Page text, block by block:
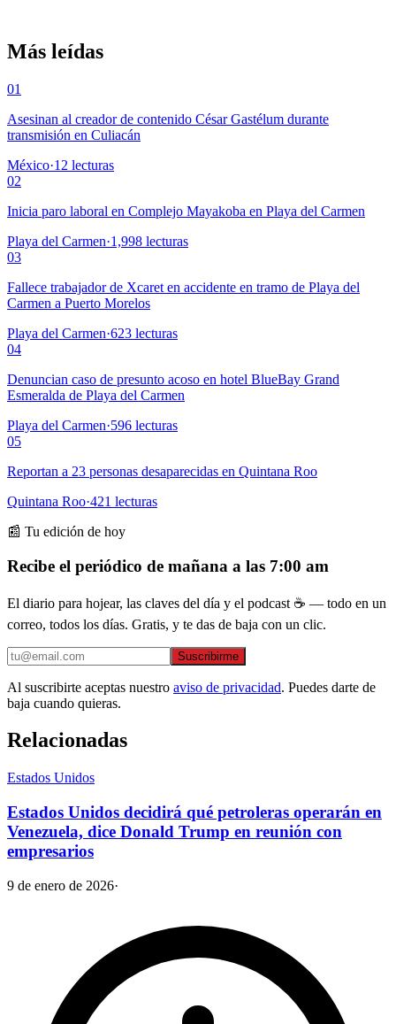
Más leídas
01
Asesinan al creador de contenido César Gastélum durante
transmisión en Culiacán
México·12 lecturas
02
Inicia paro laboral en Complejo Mayakoba en Playa del Carmen
Playa del Carmen·1,998 lecturas
03
Fallece trabajador de Xcaret en accidente en tramo de Playa del
Carmen a Puerto Morelos
Playa del Carmen·623 lecturas
04
Denuncian caso de presunto acoso en hotel BlueBay Grand
Esmeralda de Playa del Carmen
Playa del Carmen·596 lecturas
05
Reportan a 23 personas desaparecidas en Quintana Roo
Quintana Roo·421 lecturas
📰 Tu edición de hoy
Recibe el periódico de mañana a las 7:00 am
El diario para hojear, las claves del día y el podcast ☕ — todo en un
correo, todos los días. Gratis, y te das de baja con un clic.
Suscribirme
Al suscribirte aceptas nuestro aviso de privacidad. Puedes darte de
baja cuando quieras.
Relacionadas
Estados Unidos
Estados Unidos decidirá qué petroleras operarán en
Venezuela, dice Donald Trump en reunión con
empresarios
9 de enero de 2026·